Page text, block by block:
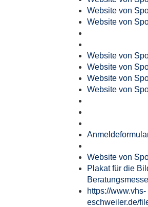
Website von
Website von
Website von
Website von
Website von
Website von
Website von
Plakat für die
Beratungsmesse
https://www.vhs-
eschweiler.de/